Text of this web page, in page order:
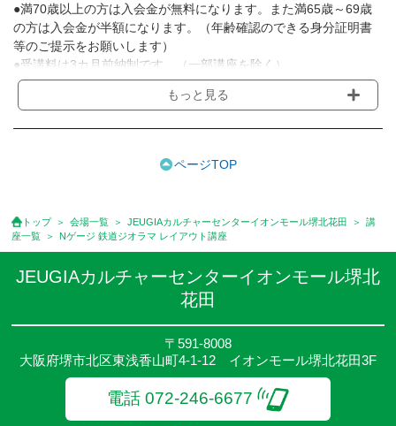
●満70歳以上の方は入会金が無料になります。また満65歳～69歳
の方は入会金が半額になります。（年齢確認のできる身分証明書
等のご提示をお願いします）
●受講料は3カ月前納制です。（一部講座を除く）
●受講料には運営費として１講座につき月額770円(税込)が含まれ
ております。また一部の講座では別途傷害保険料も含まれており
用は含まれておりません。
のでご確認ください。
●参加人数が一定に満たない場合、体験や講座開講を中止または延
期することがあります。
●その他、詳しい内容については、ご入会時にご説明をさせていた
もっと見る
ページTOP
トップ 会場一覧 JEUGIAカルチャーセンターイオンモール堺北花田
講
座一覧
Nゲージ 鉄道ジオラマ レイアウト講座
JEUGIAカルチャーセンターイオンモール堺北
花田
〒591-8008
大阪府堺市北区東浅香山町4-1-12 イオンモール堺北花田3F
電話 072-246-6677